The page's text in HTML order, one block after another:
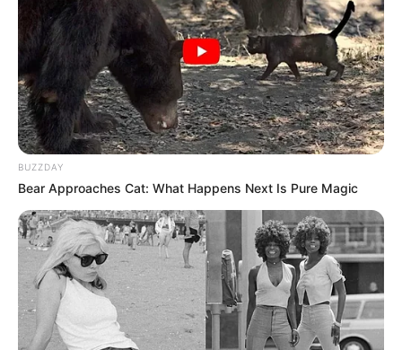
BUZZDAY
Bear Approaches Cat: What Happens Next Is Pure Magic